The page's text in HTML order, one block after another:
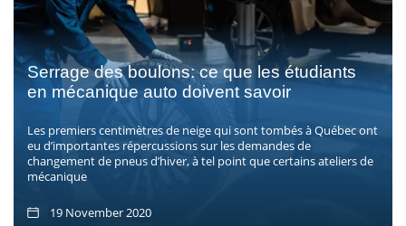
Serrage des boulons: ce que les étudiants
en mécanique auto doivent savoir
Les premiers centimètres de neige qui sont tombés à Québec ont
eu d’importantes répercussions sur les demandes de
changement de pneus d’hiver, à tel point que certains ateliers de
mécanique
19 November 2020